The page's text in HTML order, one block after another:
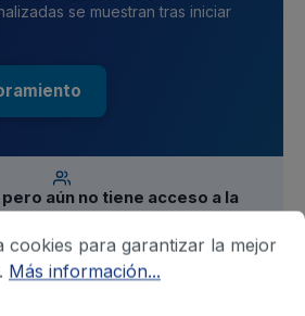
se muestran tras iniciar
aún no tiene acceso a la
persona de contacto –
aquí su acceso
cookies para garantizar la mejor
Más información...